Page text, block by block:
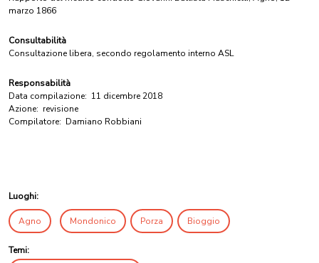
marzo 1866
Consultabilità
Consultazione libera, secondo regolamento interno ASL
Responsabilità
Data compilazione: 11 dicembre 2018
Azione: revisione
Compilatore: Damiano Robbiani
Luoghi:
Agno Mondonico Porza Bioggio
Temi: